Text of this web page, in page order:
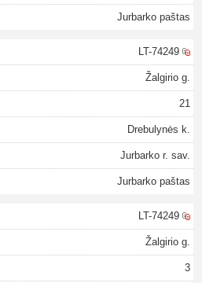
Jurbarko paštas
LT-74249
Žalgirio g.
21
Drebulynės k.
Jurbarko r. sav.
Jurbarko paštas
LT-74249
Žalgirio g.
3